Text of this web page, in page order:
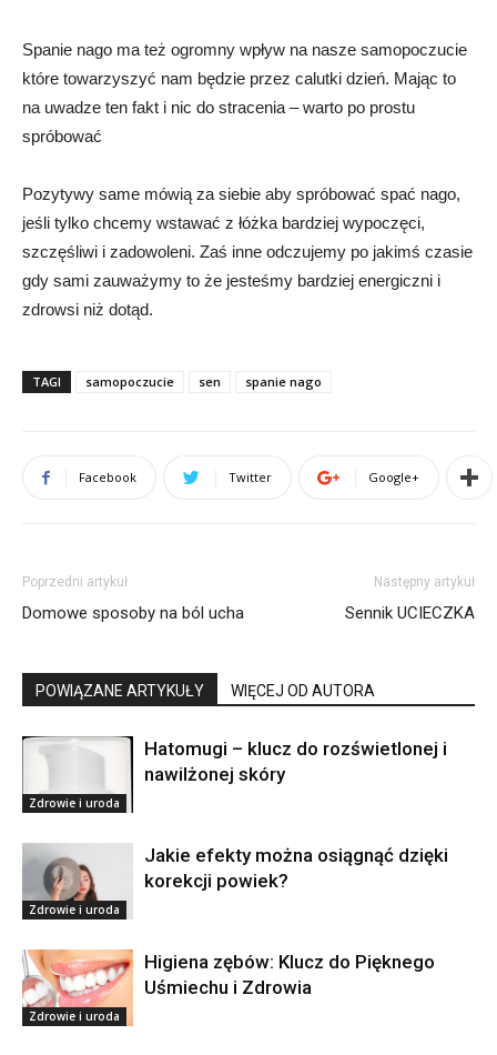
Spanie nago ma też ogromny wpływ na nasze samopoczucie
które towarzyszyć nam będzie przez calutki dzień. Mając to
na uwadze ten fakt i nic do stracenia – warto po prostu
spróbować
Pozytywy same mówią za siebie aby spróbować spać nago,
jeśli tylko chcemy wstawać z łóżka bardziej wypoczęci,
szczęśliwi i zadowoleni. Zaś inne odczujemy po jakimś czasie
gdy sami zauważymy to że jesteśmy bardziej energiczni i
zdrowsi niż dotąd.
TAGI samopoczucie sen spanie nago
Facebook Twitter Google+
Poprzedni artykuł
Domowe sposoby na ból ucha
Następny artykuł
Sennik UCIECZKA
POWIĄZANE ARTYKUŁY WIĘCEJ OD AUTORA
Zdrowie i uroda
Hatomugi – klucz do rozświetlonej i
nawilżonej skóry
Zdrowie i uroda
Jakie efekty można osiągnąć dzięki
korekcji powiek?
Zdrowie i uroda
Higiena zębów: Klucz do Pięknego
Uśmiechu i Zdrowia